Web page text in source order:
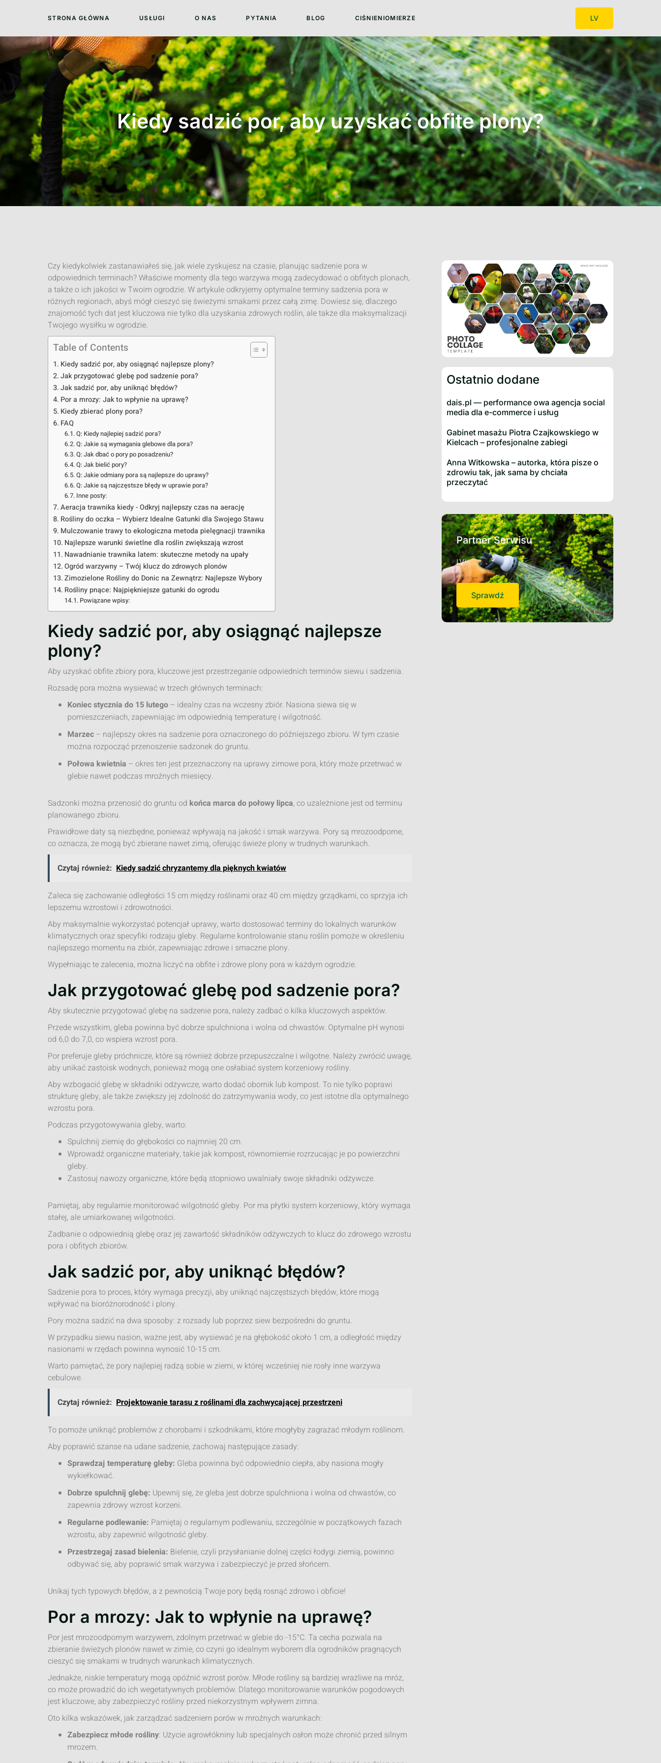
STRONA GŁÓWNA USŁUGI O NAS PYTANIA BLOG CIŚNIENIOMIERZE LV
Kiedy sadzić por, aby uzyskać obfite plony?
Czy kiedykolwiek zastanawiałeś się, jak wiele zyskujesz na czasie, planując sadzenie pora w
odpowiednich terminach? Właściwe momenty dla tego warzywa mogą zadecydować o obfitych plonach,
a także o ich jakości w Twoim ogrodzie. W artykule odkryjemy optymalne terminy sadzenia pora w
różnych regionach, abyś mógł cieszyć się świeżymi smakami przez całą zimę. Dowiesz się, dlaczego
znajomość tych dat jest kluczowa nie tylko dla uzyskania zdrowych roślin, ale także dla maksymalizacji
Twojego wysiłku w ogrodzie.
Table of Contents
Kiedy sadzić por, aby osiągnąć najlepsze plony?
Jak przygotować glebę pod sadzenie pora?
Jak sadzić por, aby uniknąć błędów?
Por a mrozy: Jak to wpłynie na uprawę?
Kiedy zbierać plony pora?
FAQ
Q: Kiedy najlepiej sadzić pora?
Q: Jakie są wymagania glebowe dla pora?
Q: Jak dbać o pory po posadzeniu?
Q: Jak bielić pory?
Q: Jakie odmiany pora są najlepsze do uprawy?
Q: Jakie są najczęstsze błędy w uprawie pora?
Inne posty:
Aeracja trawnika kiedy - Odkryj najlepszy czas na aerację
Rośliny do oczka – Wybierz Idealne Gatunki dla Swojego Stawu
Mulczowanie trawy to ekologiczna metoda pielęgnacji trawnika
Najlepsze warunki świetlne dla roślin zwiększają wzrost
Nawadnianie trawnika latem: skuteczne metody na upały
Ogród warzywny – Twój klucz do zdrowych plonów
Zimozielone Rośliny do Donic na Zewnątrz: Najlepsze Wybory
Rośliny pnące: Najpiękniejsze gatunki do ogrodu
Powiązane wpisy:
Kiedy sadzić por, aby osiągnąć najlepsze
plony?
Aby uzyskać obfite zbiory pora, kluczowe jest przestrzeganie odpowiednich terminów siewu i sadzenia.
Rozsadę pora można wysiewać w trzech głównych terminach:
Koniec stycznia do 15 lutego – idealny czas na wczesny zbiór. Nasiona siewa się w
pomieszczeniach, zapewniając im odpowiednią temperaturę i wilgotność.
Marzec – najlepszy okres na sadzenie pora oznaczonego do późniejszego zbioru. W tym czasie
można rozpocząć przenoszenie sadzonek do gruntu.
Połowa kwietnia – okres ten jest przeznaczony na uprawy zimowe pora, który może przetrwać w
glebie nawet podczas mroźnych miesięcy.
Sadzonki można przenosić do gruntu od końca marca do połowy lipca, co uzależnione jest od terminu
planowanego zbioru.
Prawidłowe daty są niezbędne, ponieważ wpływają na jakość i smak warzywa. Pory są mrozoodporne,
co oznacza, że mogą być zbierane nawet zimą, oferując świeże plony w trudnych warunkach.
Czytaj również: Kiedy sadzić chryzantemy dla pięknych kwiatów
Zaleca się zachowanie odległości 15 cm między roślinami oraz 40 cm między grządkami, co sprzyja ich
lepszemu wzrostowi i zdrowotności.
Aby maksymalnie wykorzystać potencjał uprawy, warto dostosować terminy do lokalnych warunków
klimatycznych oraz specyfiki rodzaju gleby. Regularne kontrolowanie stanu roślin pomoże w określeniu
najlepszego momentu na zbiór, zapewniając zdrowe i smaczne plony.
Wypełniając te zalecenia, można liczyć na obfite i zdrowe plony pora w każdym ogrodzie.
Jak przygotować glebę pod sadzenie pora?
Aby skutecznie przygotować glebę na sadzenie pora, należy zadbać o kilka kluczowych aspektów.
Przede wszystkim, gleba powinna być dobrze spulchniona i wolna od chwastów. Optymalne pH wynosi
od 6,0 do 7,0, co wspiera wzrost pora.
Por preferuje gleby próchnicze, które są również dobrze przepuszczalne i wilgotne. Należy zwrócić uwagę,
aby unikać zastoisk wodnych, ponieważ mogą one osłabiać system korzeniowy rośliny.
Aby wzbogacić glebę w składniki odżywcze, warto dodać obornik lub kompost. To nie tylko poprawi
strukturę gleby, ale także zwiększy jej zdolność do zatrzymywania wody, co jest istotne dla optymalnego
wzrostu pora.
Podczas przygotowywania gleby, warto:
Spulchnij ziemię do głębokości co najmniej 20 cm.
Wprowadź organiczne materiały, takie jak kompost, równomiernie rozrzucając je po powierzchni
gleby.
Zastosuj nawozy organiczne, które będą stopniowo uwalniały swoje składniki odżywcze.
Pamiętaj, aby regularnie monitorować wilgotność gleby. Por ma płytki system korzeniowy, który wymaga
stałej, ale umiarkowanej wilgotności.
Zadbanie o odpowiednią glebę oraz jej zawartość składników odżywczych to klucz do zdrowego wzrostu
pora i obfitych zbiorów.
Jak sadzić por, aby uniknąć błędów?
Sadzenie pora to proces, który wymaga precyzji, aby uniknąć najczęstszych błędów, które mogą
wpływać na bioróżnorodność i plony.
Pory można sadzić na dwa sposoby: z rozsady lub poprzez siew bezpośredni do gruntu.
W przypadku siewu nasion, ważne jest, aby wysiewać je na głębokość około 1 cm, a odległość między
nasionami w rzędach powinna wynosić 10-15 cm.
Warto pamiętać, że pory najlepiej radzą sobie w ziemi, w której wcześniej nie rosły inne warzywa
cebulowe.
Czytaj również: Projektowanie tarasu z roślinami dla zachwycającej przestrzeni
To pomoże uniknąć problemów z chorobami i szkodnikami, które mogłyby zagrażać młodym roślinom.
Aby poprawić szanse na udane sadzenie, zachowaj następujące zasady:
Sprawdzaj temperaturę gleby: Gleba powinna być odpowiednio ciepła, aby nasiona mogły
wykiełkować.
Dobrze spulchnij glebę: Upewnij się, że gleba jest dobrze spulchniona i wolna od chwastów, co
zapewnia zdrowy wzrost korzeni.
Regularne podlewanie: Pamiętaj o regularnym podlewaniu, szczególnie w początkowych fazach
wzrostu, aby zapewnić wilgotność gleby.
Przestrzegaj zasad bielenia: Bielenie, czyli przysłanianie dolnej części łodygi ziemią, powinno
odbywać się, aby poprawić smak warzywa i zabezpieczyć je przed słońcem.
Unikaj tych typowych błędów, a z pewnością Twoje pory będą rosnąć zdrowo i obficie!
Por a mrozy: Jak to wpłynie na uprawę?
Por jest mrozoodpornym warzywem, zdolnym przetrwać w glebie do -15°C. Ta cecha pozwala na
zbieranie świeżych plonów nawet w zimie, co czyni go idealnym wyborem dla ogrodników pragnących
cieszyć się smakami w trudnych warunkach klimatycznych.
Jednakże, niskie temperatury mogą opóźnić wzrost porów. Młode rośliny są bardziej wrażliwe na mróz,
co może prowadzić do ich wegetatywnych problemów. Dlatego monitorowanie warunków pogodowych
jest kluczowe, aby zabezpieczyć rośliny przed niekorzystnym wpływem zimna.
Oto kilka wskazówek, jak zarządzać sadzeniem porów w mroźnych warunkach:
Zabezpiecz młode rośliny: Użycie agrowłókniny lub specjalnych osłon może chronić przed silnym
mrozem.
Ostatnio dodane
dais.pl — performance owa agencja social
media dla e-commerce i usług
Gabinet masażu Piotra Czajkowskiego w
Kielcach – profesjonalne zabiegi
Anna Witkowska – autorka, która pisze o
zdrowiu tak, jak sama by chciała
przeczytać
Partner Serwisu
LV
Sprawdź